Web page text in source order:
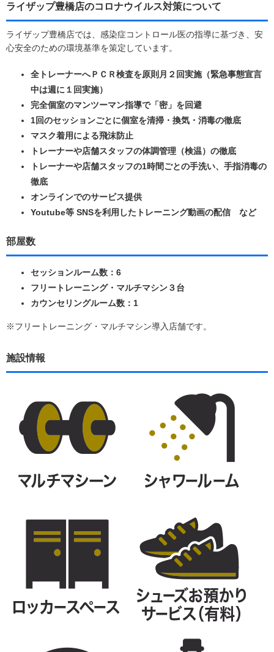
ライザップ豊橋店のコロナウイルス対策について
ライザップ豊橋店では、感染症コントロール医の指導に基づき、安
心安全のための環境基準を策定しています。
全トレーナーへＰＣＲ検査を原則月２回実施（緊急事態宣言
中は週に１回実施）
完全個室のマンツーマン指導で「密」を回避
1回のセッションごとに個室を清掃・換気・消毒の徹底
マスク着用による飛沫防止
トレーナーや店舗スタッフの体調管理（検温）の徹底
トレーナーや店舗スタッフの1時間ごとの手洗い、手指消毒の
徹底
オンラインでのサービス提供
Youtube等 SNSを利用したトレーニング動画の配信 など
部屋数
セッションルーム数：6
フリートレーニング・マルチマシン３台
カウンセリングルーム数：1
※フリートレーニング・マルチマシン導入店舗です。
施設情報